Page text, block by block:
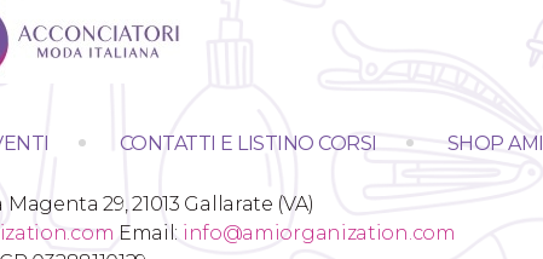
CONTATTI E LISTINO CORSI SHOP AMI
29, 21013 Gallarate (VA)
Email: info@amiorganization.com